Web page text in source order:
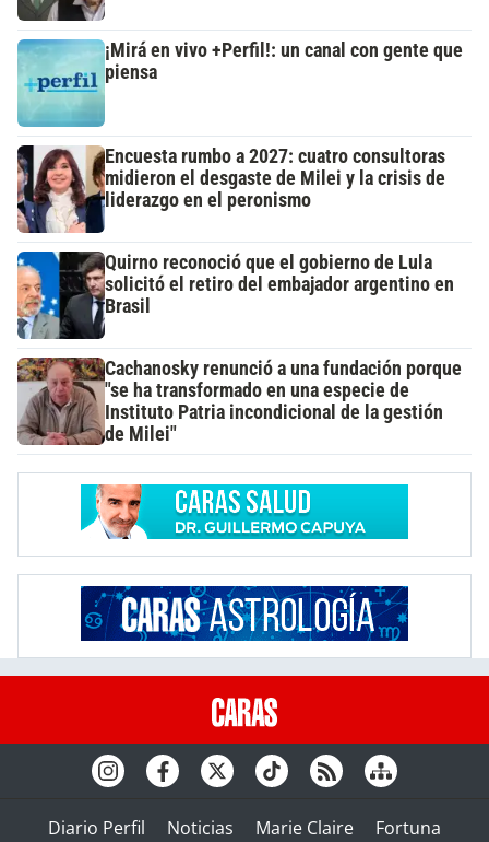
¡Mirá en vivo +Perfil!: un canal con gente que
piensa
Encuesta rumbo a 2027: cuatro consultoras
midieron el desgaste de Milei y la crisis de
liderazgo en el peronismo
Quirno reconoció que el gobierno de Lula
solicitó el retiro del embajador argentino en
Brasil
Cachanosky renunció a una fundación porque
"se ha transformado en una especie de
Instituto Patria incondicional de la gestión
de Milei"
Diario Perfil Noticias Marie Claire
Fortuna